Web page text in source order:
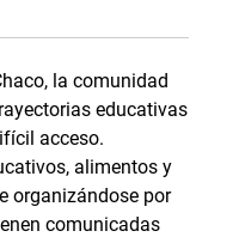
la comunidad
educativas
acceso.
alimentos y
organizándose por
comunicadas